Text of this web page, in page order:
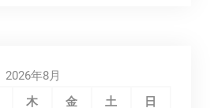
2026年8月
木 金 土 日